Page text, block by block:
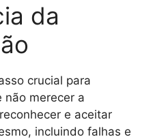
da
crucial para
não merecer a
e aceitar
incluindo falhas e